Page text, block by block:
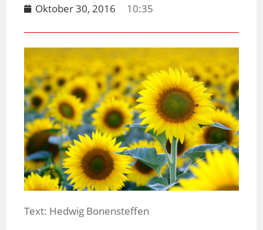
Oktober 30, 2016 10:35
Text: Hedwig Bonensteffen